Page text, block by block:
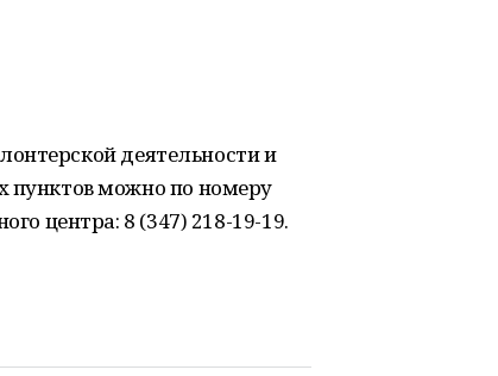
деятельности и
можно по номеру
центра: 8 (347) 218-19-19.